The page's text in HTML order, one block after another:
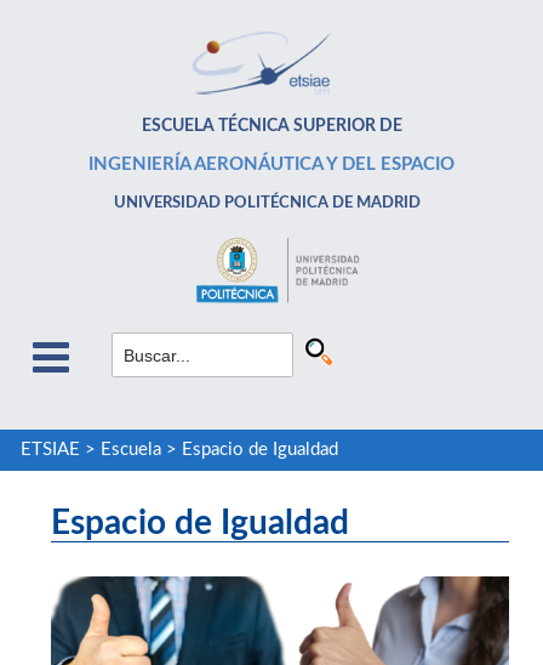
ESCUELA TÉCNICA SUPERIOR DE
INGENIERÍA AERONÁUTICA Y DEL ESPACIO
UNIVERSIDAD POLITÉCNICA DE MADRID
ETSIAE > Escuela> Espacio de Igualdad
Espacio de Igualdad